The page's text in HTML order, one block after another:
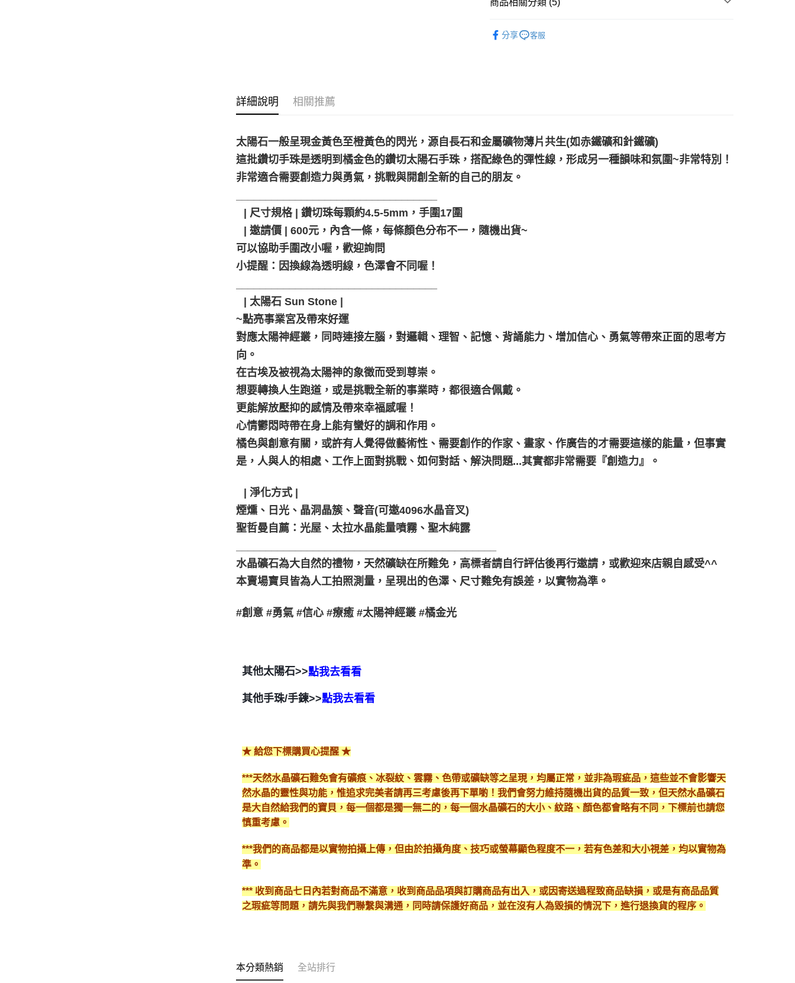
免運費
商品相關分類 (5)
分享 客服
詳細說明 相關推薦
太陽石一般呈現金黃色至橙黃色的閃光，源自長石和金屬礦物薄片共生(如赤鐵礦和針鐵礦)
這批鑽切手珠是透明到橘金色的鑽切太陽石手珠，搭配綠色的彈性線，形成另一種韻味和氛圍~非常特別！
非常適合需要創造力與勇氣，挑戰與開創全新的自己的朋友。
⠀| 尺寸規格 | 鑽切珠每顆約4.5-5mm，手圍17圍
⠀| 邀請價 | 600元，內含一條，每條顏色分布不一，隨機出貨~
可以協助手圍改小喔，歡迎詢問
小提醒：因換線為透明線，色澤會不同喔！
⠀| 太陽石 Sun Stone |
~點亮事業宮及帶來好運
對應太陽神經叢，同時連接左腦，對邏輯、理智、記憶、背誦能力、增加信心、勇氣等帶來正面的思考方
向。
在古埃及被視為太陽神的象徵而受到尊崇。
想要轉換人生跑道，或是挑戰全新的事業時，都很適合佩戴。
更能解放壓抑的感情及帶來幸福感喔！
心情鬱悶時帶在身上能有蠻好的調和作用。
橘色與創意有關，或許有人覺得做藝術性、需要創作的作家、畫家、作廣告的才需要這樣的能量，但事實
是，人與人的相處、工作上面對挑戰、如何對話、解決問題...其實都非常需要『創造力』。
⠀| 淨化方式 |
煙燻、日光、晶洞晶簇、聲音(可邀4096水晶音叉)
聖哲曼自薦：光屋、太拉水晶能量噴霧、聖木純露
水晶礦石為大自然的禮物，天然礦缺在所難免，高標者請自行評估後再行邀請，或歡迎來店親自感受^^
本賣場寶貝皆為人工拍照測量，呈現出的色澤、尺寸難免有誤差，以實物為準。
#創意 #勇氣 #信心 #療癒 #太陽神經叢 #橘金光
其他太陽石>>點我去看看
其他手珠/手鍊>>點我去看看
★ 給您下標購買心提醒 ★
***天然水晶礦石難免會有礦痕、冰裂紋、雲霧、色帶或礦缺等之呈現，均屬正常，並非為瑕疵品，這些並不會影響天
然水晶的靈性與功能，惟追求完美者請再三考慮後再下單喲！我們會努力維持隨機出貨的品質一致，但天然水晶礦石
是大自然給我們的寶貝，每一個都是獨一無二的，每一個水晶礦石的大小、紋路、顏色都會略有不同，下標前也請您
慎重考慮。
***我們的商品都是以實物拍攝上傳，但由於拍攝角度、技巧或螢幕顯色程度不一，若有色差和大小視差，均以實物為
準。
*** 收到商品七日內若對商品不滿意，收到商品品項與訂購商品有出入，或因寄送過程致商品缺損，或是有商品品質
之瑕疵等問題，請先與我們聯繫與溝通，同時請保護好商品，並在沒有人為毀損的情況下，進行退換貨的程序。
本分類熱銷 全站排行